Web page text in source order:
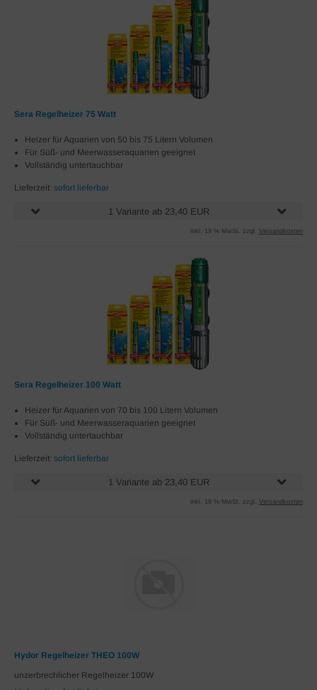
Sera Regelheizer 75 Watt
Heizer für Aquarien von 50 bis 75 Litern Volumen
Für Süß- und Meerwasseraquarien geeignet
Vollständig untertauchbar
Lieferzeit: sofort lieferbar
1 Variante ab 23,40 EUR
inkl. 19 % MwSt. zzgl. Versandkosten
Sera Regelheizer 100 Watt
Heizer für Aquarien von 70 bis 100 Litern Volumen
Für Süß- und Meerwasseraquarien geeignet
Vollständig untertauchbar
Lieferzeit: sofort lieferbar
1 Variante ab 23,40 EUR
inkl. 19 % MwSt. zzgl. Versandkosten
Hydor Regelheizer THEO 100W
unzerbrechlicher Regelheizer 100W